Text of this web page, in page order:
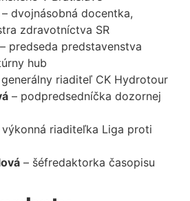
– dvojnásobná docentka,
zdravotníctva SR
– predseda predstavenstva
hub
generálny riaditeľ CK Hydrotour
– podpredsedníčka dozornej
výkonná riaditeľka Liga proti
– šéfredaktorka časopisu